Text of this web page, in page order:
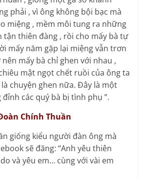
phải , vì ông không bội bạc mà
miệng , mềm môi tung ra những
tận thiên đàng , rồi cho mấy bà tự
mấy năm gặp lại miệng vẫn trơn
mấy bà chỉ ghen với nhau ,
mật ngọt chết ruồi của ông ta
chuyện ghen nữa. Đây là một
các quý bà bị tình phụ ”.
Chính Thuần
giống kiểu người đàn ông mà
sẽ đăng: “Anh yêu thiên
và yêu em… cùng với vài em